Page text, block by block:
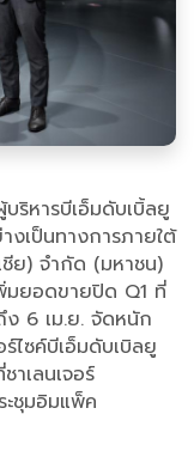
ริหารบีเอ็มดับเบิ้ลยู
งเป็นทางการภายใต้
ชีย) จำกัด (มหาชน)
มยอดขายปิด Q1 ที่
6 เม.ย. จัดหนัก
ไซค์บีเอ็มดับเบิลยู
เลนเจอร์
ชุมอิมแพ็ค